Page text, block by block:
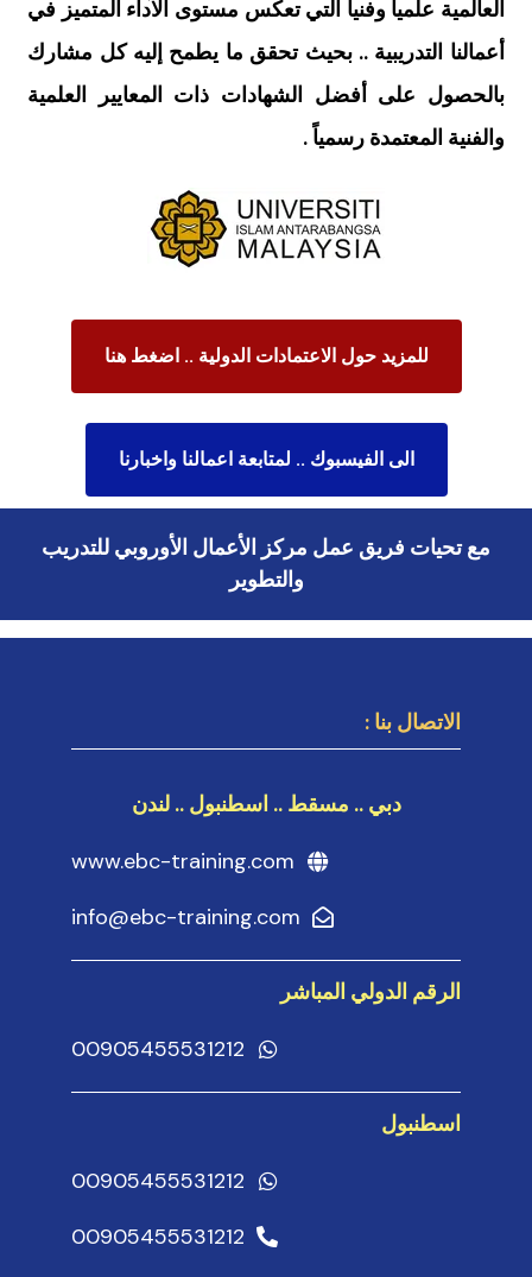
العالمية علمياً وفنياً التي تعكس مستوى الآداء المتميز في
أعمالنا التدريبية .. بحيث تحقق ما يطمح إليه كل مشارك
بالحصول على أفضل الشهادات ذات المعايير العلمية
والفنية المعتمدة رسمياً .
للمزيد حول الاعتمادات الدولية .. اضغط هنا
الى الفيسبوك .. لمتابعة اعمالنا واخبارنا
مع تحيات فريق عمل مركز الأعمال الأوروبي للتدريب
والتطوير
الاتصال بنا :
دبي .. مسقط .. اسطنبول .. لندن
www.ebc-training.com
info@ebc-training.com
الرقم الدولي المباشر
00905455531212
اسطنبول
00905455531212
00905455531212